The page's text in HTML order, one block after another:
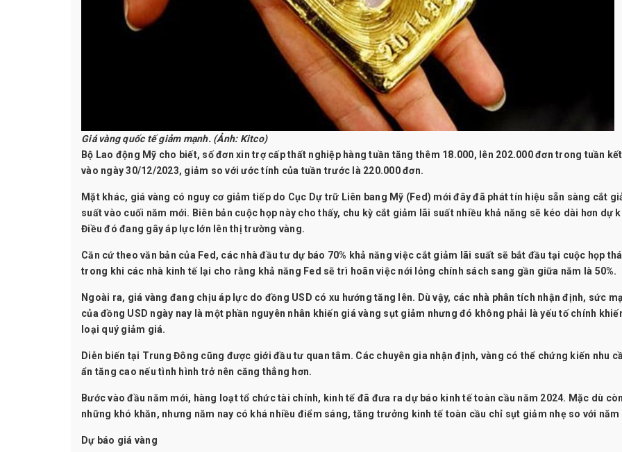
Giá vàng quốc tế giảm mạnh. (Ảnh: Kitco)
Bộ Lao động Mỹ cho biết, số đơn xin trợ cấp thất nghiệp hàng tuần tăng thêm 18.000, lên 202.000 đơn trong tuần
vào ngày 30/12/2023, giảm so với ước tính của tuần trước là 220.000 đơn.
Mặt khác, giá vàng có nguy cơ giảm tiếp do Cục Dự trữ Liên bang Mỹ (Fed) mới đây đã phát tín hiệu sẵn sàng cắt
suất vào cuối năm mới. Biên bản cuộc họp này cho thấy, chu kỳ cắt giảm lãi suất nhiều khả năng sẽ kéo dài hơn dự
Điều đó đang gây áp lực lớn lên thị trường vàng.
Căn cứ theo văn bản của Fed, các nhà đầu tư dự báo 70% khả năng việc cắt giảm lãi suất sẽ bắt đầu tại cuộc họp
trong khi các nhà kinh tế lại cho rằng khả năng Fed sẽ trì hoãn việc nới lỏng chính sách sang gần giữa năm là 50%.
Ngoài ra, giá vàng đang chịu áp lực do đồng USD có xu hướng tăng lên. Dù vậy, các nhà phân tích nhận định, sức
của đồng USD ngày nay là một phần nguyên nhân khiến giá vàng sụt giảm nhưng đó không phải là yếu tố chính
loại quý giảm giá.
Diễn biến tại Trung Đông cũng được giới đầu tư quan tâm. Các chuyên gia nhận định, vàng có thể chứng kiến nhu
ẩn tăng cao nếu tình hình trở nên căng thẳng hơn.
Bước vào đầu năm mới, hàng loạt tổ chức tài chính, kinh tế đã đưa ra dự báo kinh tế toàn cầu năm 2024. Mặc dù
những khó khăn, nhưng năm nay có khá nhiều điểm sáng, tăng trưởng kinh tế toàn cầu chỉ sụt giảm nhẹ so với năm
Dự báo giá vàng